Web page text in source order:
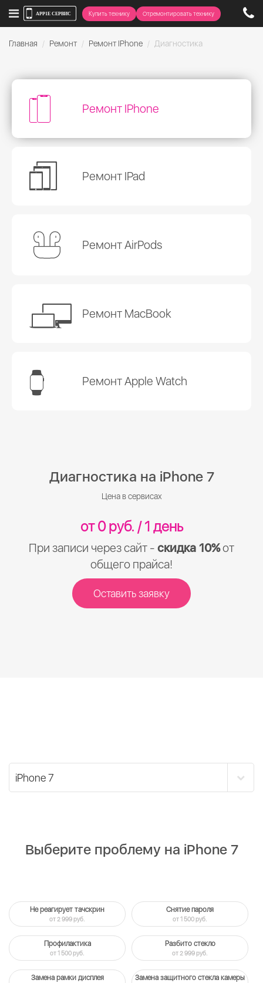
Купить технику Отремонтировать технику
Главная Ремонт Ремонт IPhone Диагностика
Ремонт IPhone
Ремонт IPad
Ремонт AirPods
Ремонт MacBook
Ремонт Apple Watch
Диагностика на iPhone 7
Цена в сервисах
от 0 руб. / 1 день
При записи через сайт - скидка 10%от
общего прайса!
Оставить заявку
Выберите проблему на iPhone 7
Не реагирует тачскрин
от 2 999 руб.
Снятие пароля
от 1 500 руб.
Профилактика
от 1 500 руб.
Разбито стекло
от 2 999 руб.
Замена рамки дисплея Замена защитного стекла камеры